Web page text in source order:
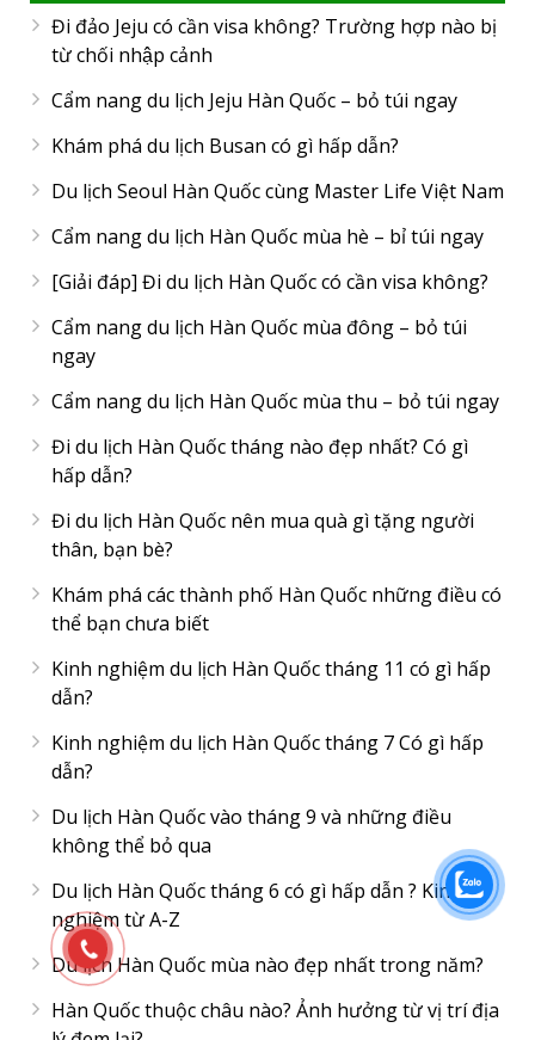
Đi đảo Jeju có cần visa không? Trường hợp nào bị
từ chối nhập cảnh
Cẩm nang du lịch Jeju Hàn Quốc – bỏ túi ngay
Khám phá du lịch Busan có gì hấp dẫn?
Du lịch Seoul Hàn Quốc cùng Master Life Việt Nam
Cẩm nang du lịch Hàn Quốc mùa hè – bỉ túi ngay
[Giải đáp] Đi du lịch Hàn Quốc có cần visa không?
Cẩm nang du lịch Hàn Quốc mùa đông – bỏ túi
ngay
Cẩm nang du lịch Hàn Quốc mùa thu – bỏ túi ngay
Đi du lịch Hàn Quốc tháng nào đẹp nhất? Có gì
hấp dẫn?
Đi du lịch Hàn Quốc nên mua quà gì tặng người
thân, bạn bè?
Khám phá các thành phố Hàn Quốc những điều có
thể bạn chưa biết
Kinh nghiệm du lịch Hàn Quốc tháng 11 có gì hấp
dẫn?
Kinh nghiệm du lịch Hàn Quốc tháng 7 Có gì hấp
dẫn?
Du lịch Hàn Quốc vào tháng 9 và những điều
không thể bỏ qua
Du lịch Hàn Quốc tháng 6 có gì hấp dẫn ? Kinh
nghiệm từ A-Z
Du lịch Hàn Quốc mùa nào đẹp nhất trong năm?
Hàn Quốc thuộc châu nào? Ảnh hưởng từ vị trí địa